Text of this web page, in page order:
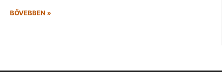
BŐVEBBEN »